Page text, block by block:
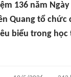
136 năm
Quang tổ
biểu trong